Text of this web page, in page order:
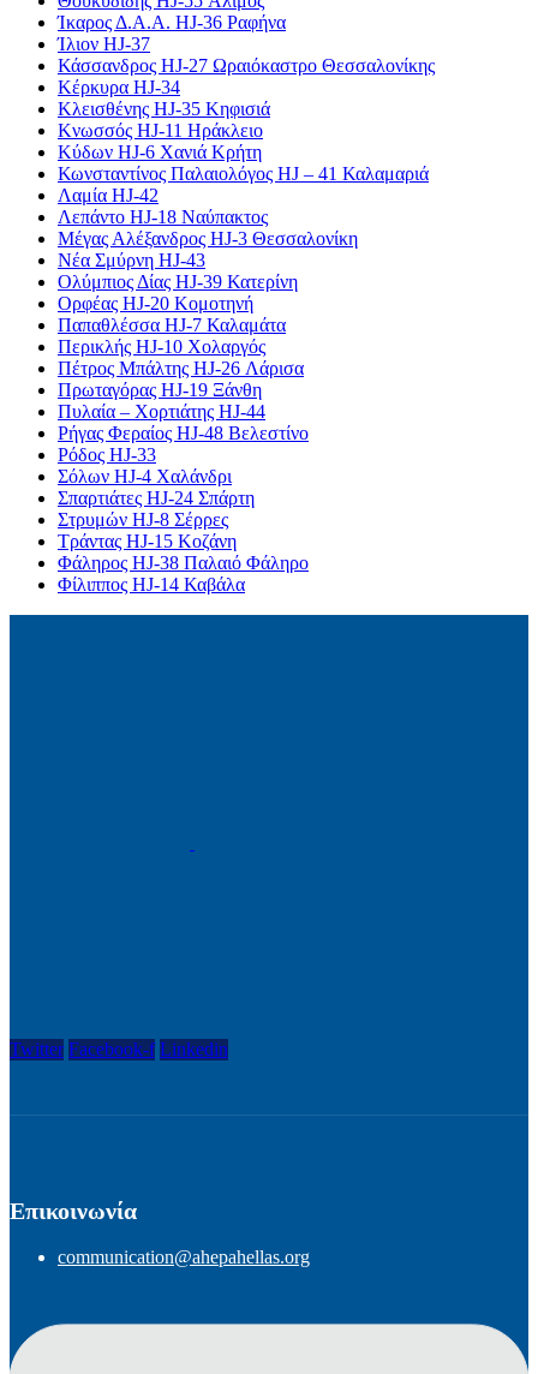
Ίκαρος Δ.Α.Α. HJ-36 Ραφήνα
Ίλιον HJ-37
Κάσσανδρος HJ-27 Ωραιόκαστρο Θεσσαλονίκης
Κέρκυρα HJ-34
Κλεισθένης HJ-35 Κηφισιά
Κνωσσός HJ-11 Ηράκλειο
Κύδων HJ-6 Χανιά Κρήτη
Κωνσταντίνος Παλαιολόγος HJ – 41 Καλαμαριά
Λαμία HJ-42
Λεπάντο HJ-18 Ναύπακτος
Μέγας Αλέξανδρος HJ-3 Θεσσαλονίκη
Νέα Σμύρνη HJ-43
Ολύμπιος Δίας HJ-39 Κατερίνη
Ορφέας HJ-20 Κομοτηνή
Παπαθλέσσα HJ-7 Καλαμάτα
Περικλής HJ-10 Χολαργός
Πέτρος Μπάλτης HJ-26 Λάρισα
Πρωταγόρας HJ-19 Ξάνθη
Πυλαία – Χορτιάτης HJ-44
Ρήγας Φεραίος HJ-48 Βελεστίνο
Ρόδος HJ-33
Σόλων HJ-4 Χαλάνδρι
Σπαρτιάτες HJ-24 Σπάρτη
Στρυμών HJ-8 Σέρρες
Τράντας HJ-15 Κοζάνη
Φάληρος HJ-38 Παλαιό Φάληρο
Φίλιππος HJ-14 Καβάλα
Twitter Facebook-f Linkedin
Επικοινωνία
communication@ahepahellas.org